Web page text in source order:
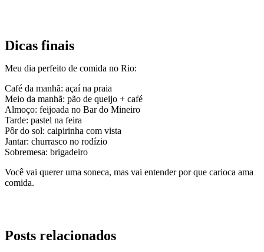
Dicas finais
Meu dia perfeito de comida no Rio:
Café da manhã: açaí na praia
Meio da manhã: pão de queijo + café
Almoço: feijoada no Bar do Mineiro
Tarde: pastel na feira
Pôr do sol: caipirinha com vista
Jantar: churrasco no rodízio
Sobremesa: brigadeiro
Você vai querer uma soneca, mas vai entender por que carioca ama
comida.
Posts relacionados